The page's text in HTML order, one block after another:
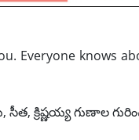
Everyone knows
క్రిష్ణయ్య గుణాల